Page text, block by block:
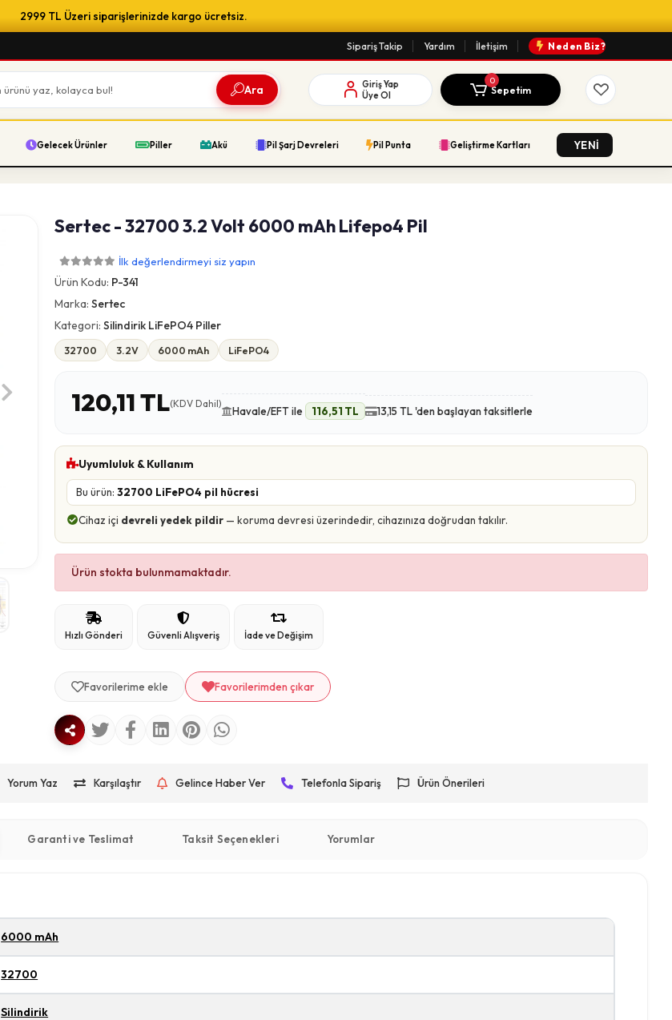
2999 TL Üzeri siparişlerinizde kargo ücretsiz.
Sipariş Takip Yardım İletişim Neden Biz?
Ara
Giriş Yap
Üye Ol
0
Sepetim
Gelecek Ürünler Piller Akü Pil Şarj Devreleri Pil Punta Geliştirme Kartları YENİ
Sertec - 32700 3.2 Volt 6000 mAh Lifepo4 Pil
İlk değerlendirmeyi siz yapın
Ürün Kodu: P-341
Marka:Sertec
Kategori:Silindirik LiFePO4 Piller
32700 3.2V 6000 mAh LiFePO4
120,11 TL(KDV Dahil)
Havale/EFT ile 116,51 TL 13,15 TL 'den başlayan taksitlerle
Uyumluluk & Kullanım
Bu ürün:32700 LiFePO4 pil hücresi
Cihaz içi devreli yedek pildir — koruma devresi üzerindedir, cihazınıza doğrudan takılır.
Ürün stokta bulunmamaktadır.
Hızlı Gönderi Güvenli Alışveriş İade ve Değişim
Favorilerime ekle Favorilerimden çıkar
Yorum Yaz Karşılaştır Gelince Haber Ver Telefonla Sipariş Ürün Önerileri
Garanti ve Teslimat Taksit Seçenekleri Yorumlar
6000 mAh
32700
Silindirik